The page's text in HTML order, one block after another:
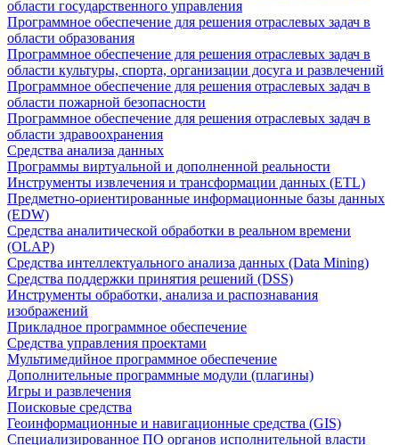
области государственного управления
Программное обеспечение для решения отраслевых задач в
области образования
Программное обеспечение для решения отраслевых задач в
области культуры, спорта, организации досуга и развлечений
Программное обеспечение для решения отраслевых задач в
области пожарной безопасности
Программное обеспечение для решения отраслевых задач в
области здравоохранения
Средства анализа данных
Программы виртуальной и дополненной реальности
Инструменты извлечения и трансформации данных (ETL)
Предметно-ориентированные информационные базы данных
(EDW)
Средства аналитической обработки в реальном времени
(OLAP)
Средства интеллектуального анализа данных (Data Mining)
Средства поддержки принятия решений (DSS)
Инструменты обработки, анализа и распознавания
изображений
Прикладное программное обеспечение
Средства управления проектами
Мультимедийное программное обеспечение
Дополнительные программные модули (плагины)
Игры и развлечения
Поисковые средства
Геоинформационные и навигационные средства (GIS)
Специализированное ПО органов исполнительной власти